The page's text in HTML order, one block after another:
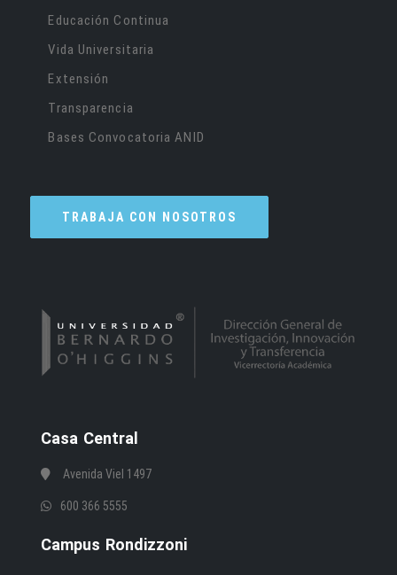
Casa Central
Avenida Viel 1497
600 366 5555
Campus Rondizzoni
Educación Continua
Vida Universitaria
Extensión
Transparencia
Bases Convocatoria ANID
TRABAJA CON NOSOTROS